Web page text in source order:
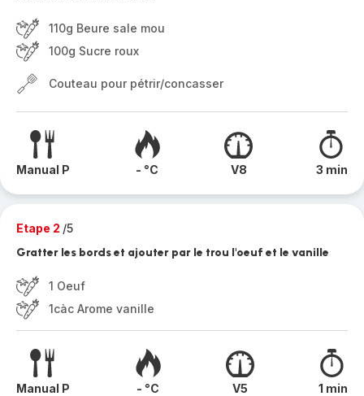
110g Beure sale mou
100g Sucre roux
Couteau pour pétrir/concasser
Manual P - °C V8 3 min
Etape 2 /5
Gratter les bords et ajouter par le trou l'oeuf et le vanille
1 Oeuf
1càc Arome vanille
Manual P - °C V5 1 min